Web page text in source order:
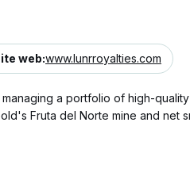
web:www.lunrroyalties.com
a portfolio of high-
Fruta del Norte mine and net